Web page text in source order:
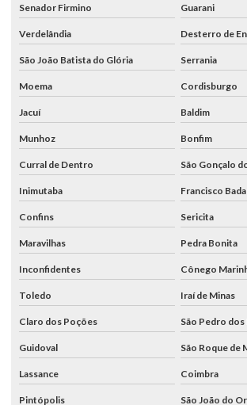
Senador Firmino Guarani
Verdelândia Desterro de
São João Batista do Glória Serrania
Moema Cordisburgo
Jacuí Baldim
Munhoz Bonfim
Curral de Dentro São Gonçalo
Inimutaba Francisco
Confins Sericita
Maravilhas Pedra Bonita
Inconfidentes Cônego
Toledo Iraí de Minas
Claro dos Poções São Pedro
Guidoval São Roque de
Lassance Coimbra
Pintópolis São João do